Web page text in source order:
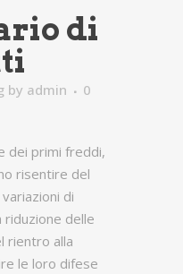
di
by admin
0
dei primi freddi,
risentire del
variazioni di
riduzione delle
rientro alla
le loro difese